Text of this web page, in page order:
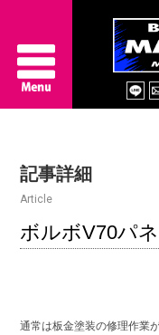
About Us
Works
記事詳細
Article
ボルボV70パ
通常は板金塗装の修理作業